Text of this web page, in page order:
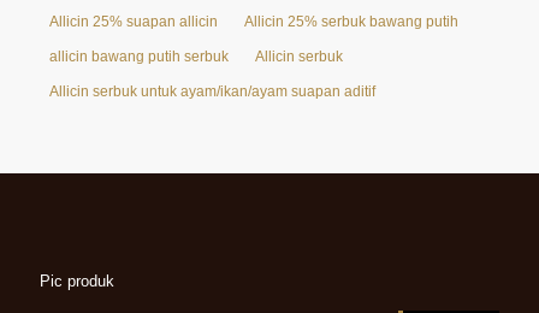
Allicin 25% suapan allicin Allicin 25% serbuk bawang putih
allicin bawang putih serbuk Allicin serbuk
Allicin serbuk untuk ayam/ikan/ayam suapan aditif
Pic produk